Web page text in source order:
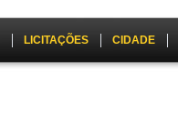
LICITAÇÕES CIDADE